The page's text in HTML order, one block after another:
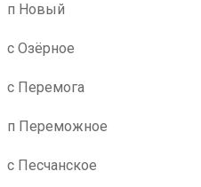
п Новый
с Озёрное
с Перемога
п Переможное
с Песчанское